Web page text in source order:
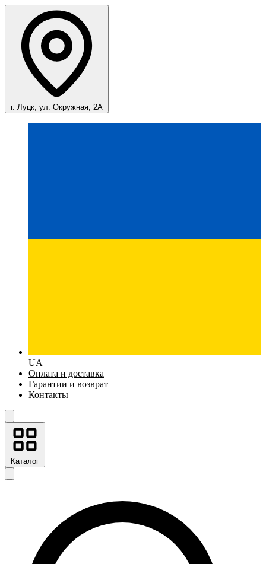
г. Луцк, ул. Окружная, 2А
UA
Оплата и доставка
Гарантии и возврат
Контакты
Каталог